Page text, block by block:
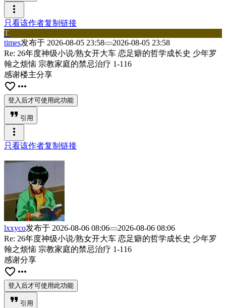
more_vert
只看该作者复制链接
Ti
times发布于 2026-08-05 23:58
2026-08-05 23:58
Re: 26年度神级小说/熟女开大车 恋足癖的哲学成长史 少年罗
翰之烦恼 宗教家庭的禁忌治疗 1-116
感谢楼主分享
favorite_border more_horiz
登入后才可使用此功能
format_quote 引用
more_vert
只看该作者复制链接
lxxyco发布于 2026-08-06 08:06
2026-08-06 08:06
Re: 26年度神级小说/熟女开大车 恋足癖的哲学成长史 少年罗
翰之烦恼 宗教家庭的禁忌治疗 1-116
感谢分享
favorite_border more_horiz
登入后才可使用此功能
format_quote 引用